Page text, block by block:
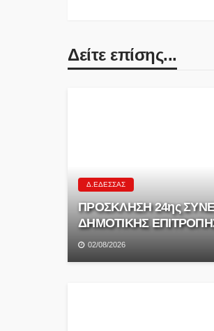
Δείτε επίσης...
Δ.ΈΔΕΣΣΑΣ
ΠΡΟΣΚΛΗΣΗ 24ης
ΔΗΜΟΤΙΚΗΣ
02/08/2026